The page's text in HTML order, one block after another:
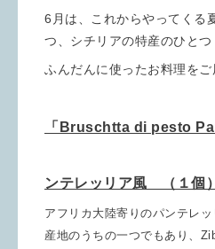
6月は、これからやってくる
つ、シチリアの特産のひと
ふんだんに使ったお料理をご
「Bruschtta di pesto
ンテレッリア風 （１個
アフリカ大陸寄りのパンテレ
産地のうちの一つでもあり、